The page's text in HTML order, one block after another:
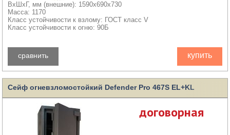
ВхШхГ, мм (внешние): 1590x690x730
Масса: 1170
Класс устойчивости к взлому: ГОСТ класс V
Класс устойчивости к огню: 90Б
купить
сравнить
Сейф огневзломостойкий Defender Pro 467S EL+KL
договорная